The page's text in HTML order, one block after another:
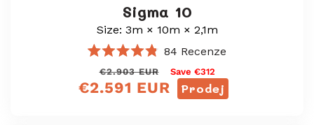
Sigma 10
Size: 3m × 10m × 2,1m
4.8
z
5
84 Recenze
Běžná
cena
€2.903 EUR Save €312
Prodej
Výprodejová
cena
€2.591 EUR